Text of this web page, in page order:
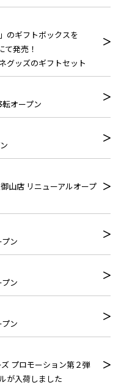
のギフトボックスを
て発売！
グッズのギフトセット
転オープン
山店 リニューアルオープ
ン
ン
ン
プロモーション第２弾
が入荷しました